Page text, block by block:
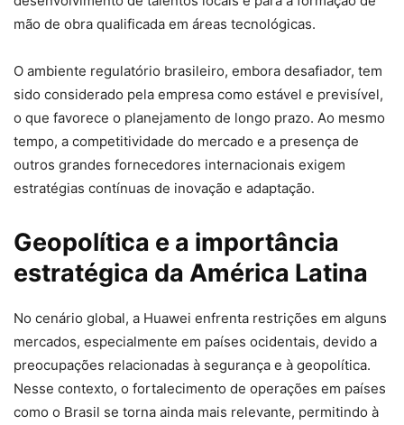
mão de obra qualificada em áreas tecnológicas.
O ambiente regulatório brasileiro, embora desafiador, tem
sido considerado pela empresa como estável e previsível,
o que favorece o planejamento de longo prazo. Ao mesmo
tempo, a competitividade do mercado e a presença de
outros grandes fornecedores internacionais exigem
estratégias contínuas de inovação e adaptação.
Geopolítica e a importância
estratégica da América Latina
No cenário global, a Huawei enfrenta restrições em alguns
mercados, especialmente em países ocidentais, devido a
preocupações relacionadas à segurança e à geopolítica.
Nesse contexto, o fortalecimento de operações em países
como o Brasil se torna ainda mais relevante, permitindo à